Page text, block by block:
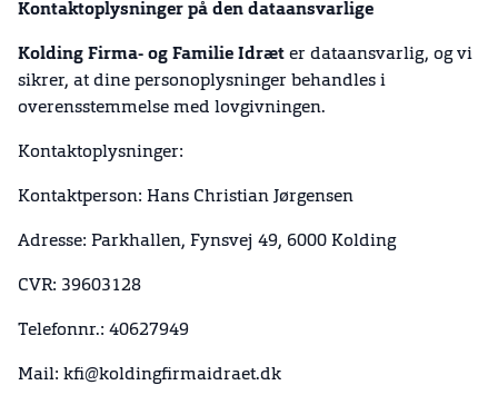
Kontaktoplysninger på den dataansvarlige
Kolding Firma- og Familie Idræt er dataansvarlig, og vi
sikrer, at dine personoplysninger behandles i
overensstemmelse med lovgivningen.
Kontaktoplysninger:
Kontaktperson: Hans Christian Jørgensen
Adresse: Parkhallen, Fynsvej 49, 6000 Kolding
CVR: 39603128
Telefonnr.: 40627949
Mail: kfi@koldingfirmaidraet.dk